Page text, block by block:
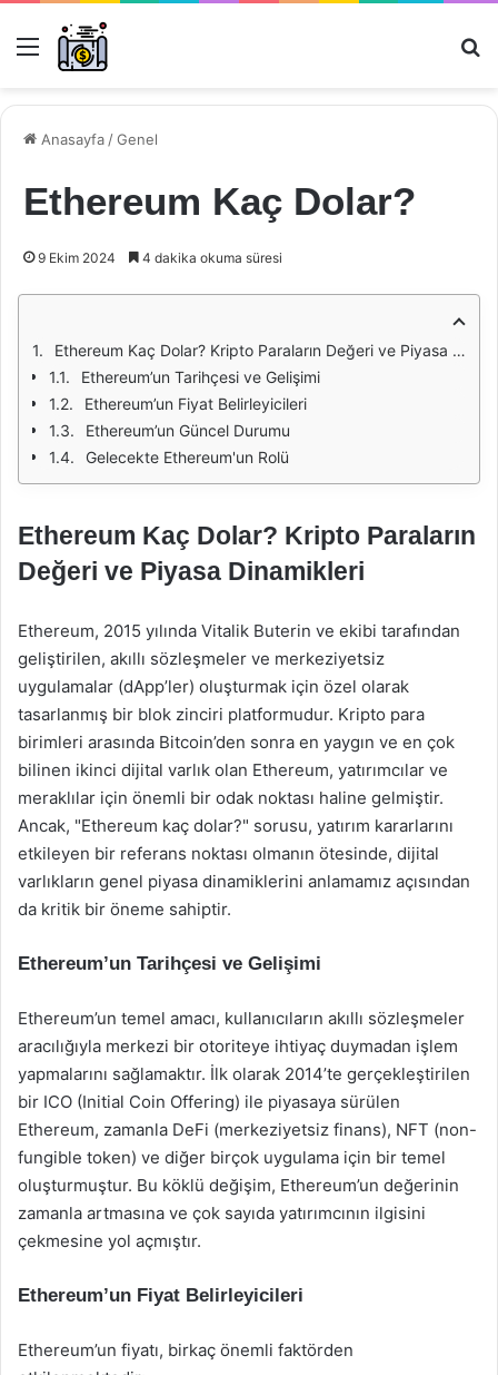
Menü
Anasayfa /Genel
Ethereum Kaç Dolar?
9 Ekim 2024 4 dakika okuma süresi
Ethereum Kaç Dolar? Kripto Paraların Değeri ve Piyasa Dinamikleri
Ethereum’un Tarihçesi ve Gelişimi
Ethereum’un Fiyat Belirleyicileri
Ethereum’un Güncel Durumu
Gelecekte Ethereum'un Rolü
Ethereum Kaç Dolar? Kripto Paraların
Değeri ve Piyasa Dinamikleri
Ethereum, 2015 yılında Vitalik Buterin ve ekibi tarafından
geliştirilen, akıllı sözleşmeler ve merkeziyetsiz
uygulamalar (dApp’ler) oluşturmak için özel olarak
tasarlanmış bir blok zinciri platformudur. Kripto para
birimleri arasında Bitcoin’den sonra en yaygın ve en çok
bilinen ikinci dijital varlık olan Ethereum, yatırımcılar ve
meraklılar için önemli bir odak noktası haline gelmiştir.
Ancak, "Ethereum kaç dolar?" sorusu, yatırım kararlarını
etkileyen bir referans noktası olmanın ötesinde, dijital
varlıkların genel piyasa dinamiklerini anlamamız açısından
da kritik bir öneme sahiptir.
Ethereum’un Tarihçesi ve Gelişimi
Ethereum’un temel amacı, kullanıcıların akıllı sözleşmeler
aracılığıyla merkezi bir otoriteye ihtiyaç duymadan işlem
yapmalarını sağlamaktır. İlk olarak 2014’te gerçekleştirilen
bir ICO (Initial Coin Offering) ile piyasaya sürülen
Ethereum, zamanla DeFi (merkeziyetsiz finans), NFT (non-
fungible token) ve diğer birçok uygulama için bir temel
oluşturmuştur. Bu köklü değişim, Ethereum’un değerinin
zamanla artmasına ve çok sayıda yatırımcının ilgisini
çekmesine yol açmıştır.
Ethereum’un Fiyat Belirleyicileri
Ethereum’un fiyatı, birkaç önemli faktörden